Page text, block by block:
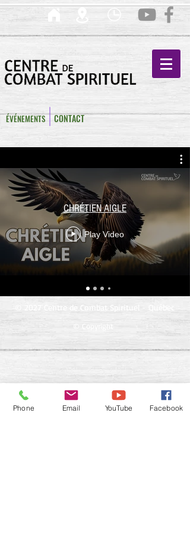
ÉVÉNEMENTS CONTACT
CHRÉTIEN AIGLE
Play Video
© 2027 Centre de Combat Spirituel - Québec
Phone Email YouTube Facebook